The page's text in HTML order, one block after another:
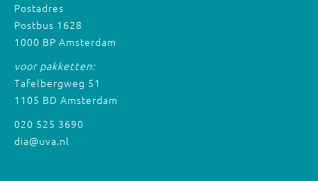
Postadres
Postbus 1628
1000 BP Amsterdam
voor pakketten:
Tafelbergweg 51
1105 BD Amsterdam
020 525 3690
dia@uva.nl